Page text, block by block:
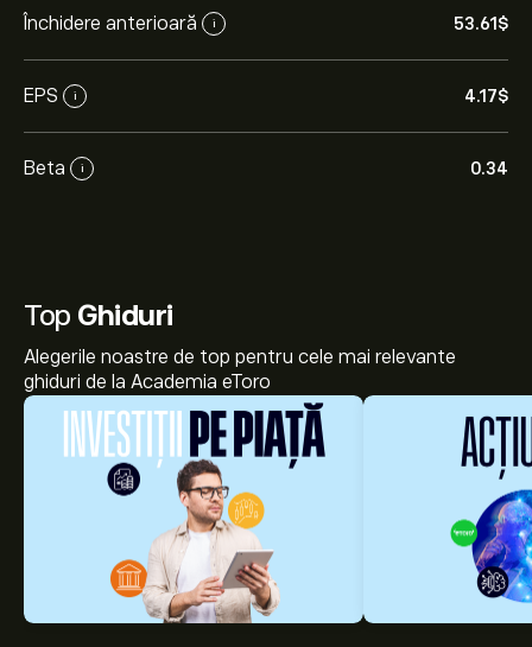
Închidere anterioară i 53.61‎$‎
EPS i 4.17‎$‎
Beta i 0.34
Top Ghiduri
Alegerile noastre de top pentru cele mai relevante
ghiduri de la Academia eToro